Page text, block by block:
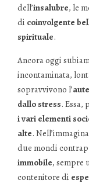
dell’insalubre, le
di coinvolgente
spirituale.
Ancora oggi
incontaminata,
sopravvivono l’
dallo stress. Essa,
i vari elementi
alte.
due mondi
immobile, sempre
contenitore di